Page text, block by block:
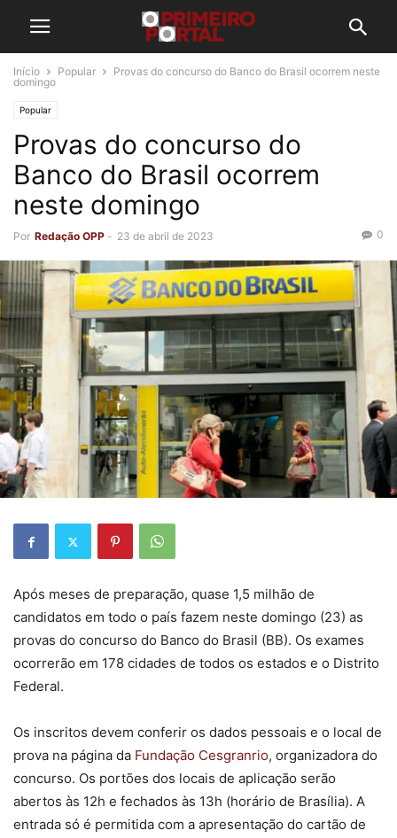
Início Popular
Provas do concurso do Banco do Brasil ocorrem neste
domingo
Popular
Provas do concurso do
Banco do Brasil ocorrem
neste domingo
Por Redação OPP - 23 de abril de 2023 0
Após meses de preparação, quase 1,5 milhão de
candidatos em todo o país fazem neste domingo (23) as
provas do concurso do Banco do Brasil (BB). Os exames
ocorrerão em 178 cidades de todos os estados e o Distrito
Federal.
Os inscritos devem conferir os dados pessoais e o local de
prova na página da Fundação Cesgranrio, organizadora do
concurso. Os portões dos locais de aplicação serão
abertos às 12h e fechados às 13h (horário de Brasília). A
entrada só é permitida com a apresentação do cartão de